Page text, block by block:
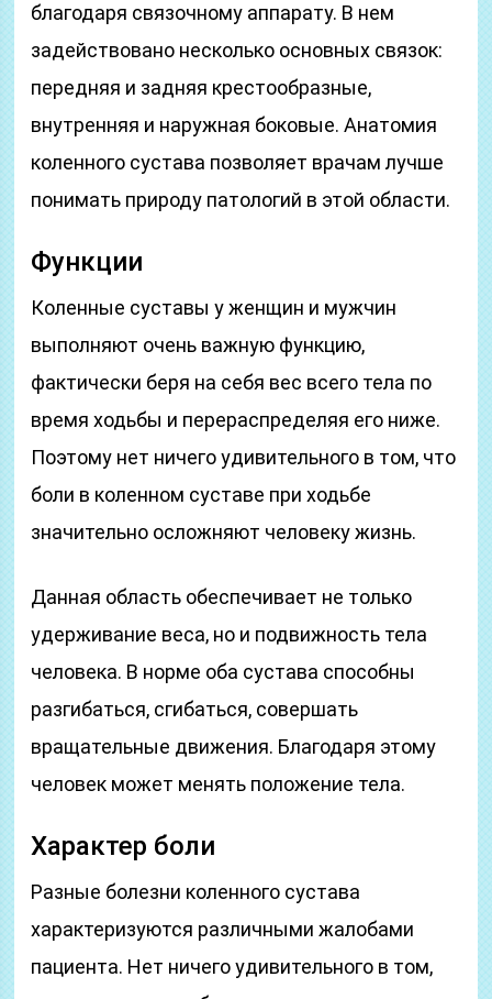
благодаря связочному аппарату. В нем
задействовано несколько основных связок:
передняя и задняя крестообразные,
внутренняя и наружная боковые. Анатомия
коленного сустава позволяет врачам лучше
понимать природу патологий в этой области.
Функции
Коленные суставы у женщин и мужчин
выполняют очень важную функцию,
фактически беря на себя вес всего тела по
время ходьбы и перераспределяя его ниже.
Поэтому нет ничего удивительного в том, что
боли в коленном суставе при ходьбе
значительно осложняют человеку жизнь.
Данная область обеспечивает не только
удерживание веса, но и подвижность тела
человека. В норме оба сустава способны
разгибаться, сгибаться, совершать
вращательные движения. Благодаря этому
человек может менять положение тела.
Характер боли
Разные болезни коленного сустава
характеризуются различными жалобами
пациента. Нет ничего удивительного в том,